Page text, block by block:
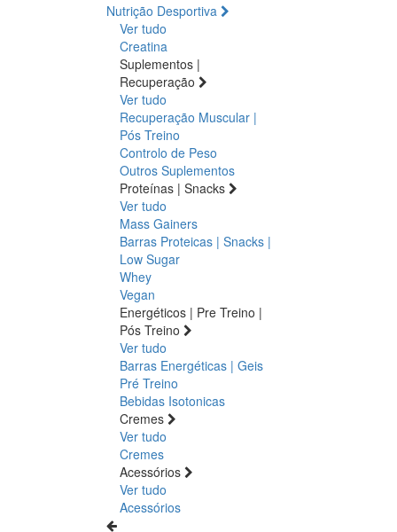
Nutrição Desportiva
Ver tudo
Creatina
Suplementos |
Recuperação
Ver tudo
Recuperação Muscular |
Pós Treino
Controlo de Peso
Outros Suplementos
Proteínas | Snacks
Ver tudo
Mass Gainers
Barras Proteicas | Snacks |
Low Sugar
Whey
Vegan
Energéticos | Pre Treino |
Pós Treino
Ver tudo
Barras Energéticas | Geis
Pré Treino
Bebidas Isotonicas
Cremes
Ver tudo
Cremes
Acessórios
Ver tudo
Acessórios